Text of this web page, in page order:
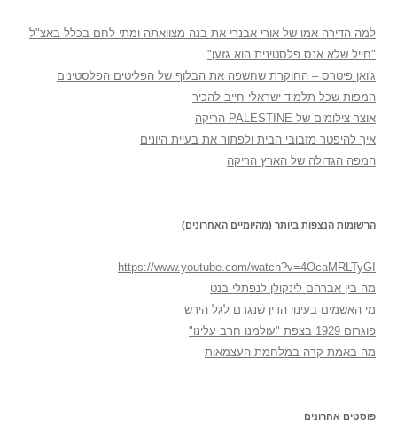
למה הדירה אמו של אורי אבנרי את בנה מצוואתה ומתי לחם בכלל באצ"ל
"חייל שלא אנס פלסטינית הוא גזען"
ג'ואן פיטרס – החוקרת שחשפה את הבלוף של הפליטים הפלסטינים
המפות שכל תלמיד ישראלי חייב להכיר
אוצר צילומים של PALESTINE הריקה
איך להיפטר מזבובי הבית ולפתור את בעיית היונים
המפה הגדולה של הארץ הריקה
הרשומות הנצפות ביותר (מהיומיים האחרונים)
https://www.youtube.com/watch?v=4OcaMRLTyGI
מה בין אברהם לינקולן לנפתלי בנט
מי האשמים בעינוי הדין שנגרם לגל הירש
פוגרום 1929 בצפת "עולמנו חרב עלינו"
מה באמת קרה במלחמת העצמאות
פוסטים אחרונים